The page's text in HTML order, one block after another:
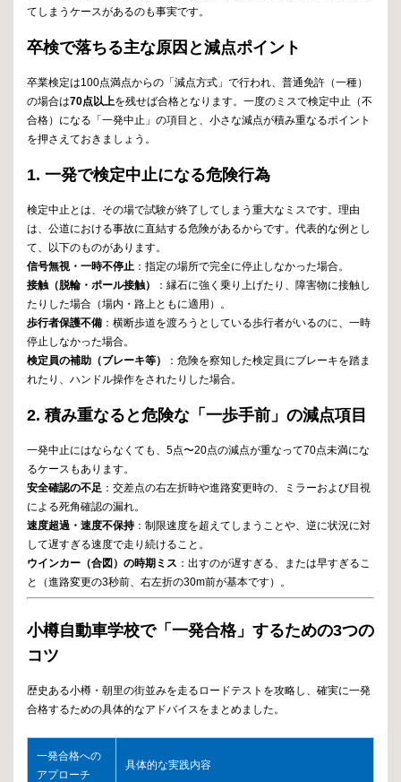
てしまうケースがあるのも事実です。
卒検で落ちる主な原因と減点ポイント
卒業検定は100点満点からの「減点方式」で行われ、普通免許（一種）
の場合は70点以上を残せば合格となります。一度のミスで検定中止（不
合格）になる「一発中止」の項目と、小さな減点が積み重なるポイント
を押さえておきましょう。
1. 一発で検定中止になる危険行為
検定中止とは、その場で試験が終了してしまう重大なミスです。理由
は、公道における事故に直結する危険があるからです。代表的な例とし
て、以下のものがあります。
信号無視・一時不停止 ：指定の場所で完全に停止しなかった場合。
接触（脱輪・ポール接触）
：縁石に強く乗り上げたり、障害物に接触し
たりした場合（場内・路上ともに適用）。
歩行者保護不備 ：横断歩道を渡ろうとしている歩行者がいるのに、一時
停止しなかった場合。
検定員の補助（ブレーキ等）
：危険を察知した検定員にブレーキを踏ま
れたり、ハンドル操作をされたりした場合。
2. 積み重なると危険な「一歩手前」の減点項目
一発中止にはならなくても、5点〜20点の減点が重なって70点未満にな
るケースもあります。
安全確認の不足 ：交差点の右左折時や進路変更時の、ミラーおよび目視
による死角確認の漏れ。
速度超過・速度不保持：制限速度を超えてしまうことや、逆に状況に対
して遅すぎる速度で走り続けること。
ウインカー（合図）の時期ミス ：出すのが遅すぎる、または早すぎるこ
と（進路変更の3秒前、右左折の30m前が基本です）。
小樽自動車学校で「一発合格」するための3つの
コツ
歴史ある小樽・朝里の街並みを走るロードテストを攻略し、確実に一発
合格するための具体的なアドバイスをまとめました。
一発合格への
アプローチ
具体的な実践内容